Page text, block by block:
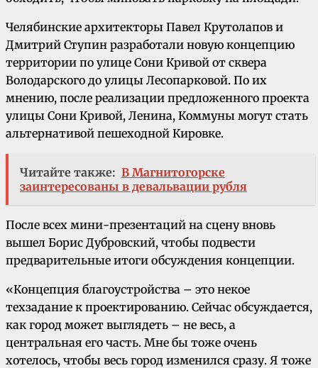
Челябинские архитекторы Павел Крутолапов и
Дмитрий Ступин разработали новую концепцию
территории по улице Сони Кривой от сквера
Володарского до улицы Лесопарковой. По их
мнению, после реализации предложенного проекта
улицы Сони Кривой, Ленина, Коммуны могут стать
альтернативой пешеходной Кировке.
Читайте также: В Магнитогорске
заинтересованы в девальвации рубля
После всех мини-презентаций на сцену вновь
вышел Борис Дубровский, чтобы подвести
предварительные итоги обсуждения концепции.
«Концепция благоустройства – это некое
техзадание к проектированию. Сейчас обсуждается,
как город может выглядеть – не весь, а
центральная его часть. Мне бы тоже очень
хотелось, чтобы весь город изменился сразу. Я тоже